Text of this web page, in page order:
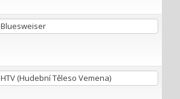
Bluesweiser
HTV (Hudební Těleso Vemena)